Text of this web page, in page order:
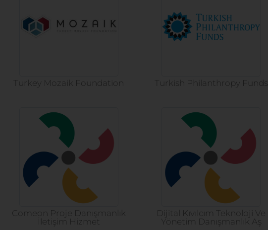
Turkey Mozaik Foundation Turkish Philanthropy Funds
Comeon Proje Danışmanlık
İletişim Hizmet
Dijital Kıvılcım Teknoloji Ve
Yönetim Danışmanlık Aş